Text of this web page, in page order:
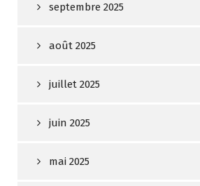
septembre 2025
août 2025
juillet 2025
juin 2025
mai 2025